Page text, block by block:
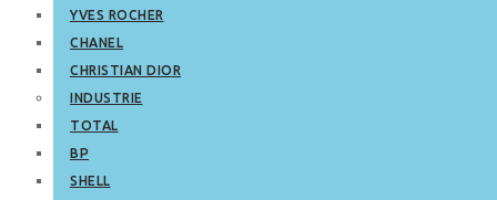
YVES ROCHER
CHANEL
CHRISTIAN DIOR
INDUSTRIE
TOTAL
BP
SHELL